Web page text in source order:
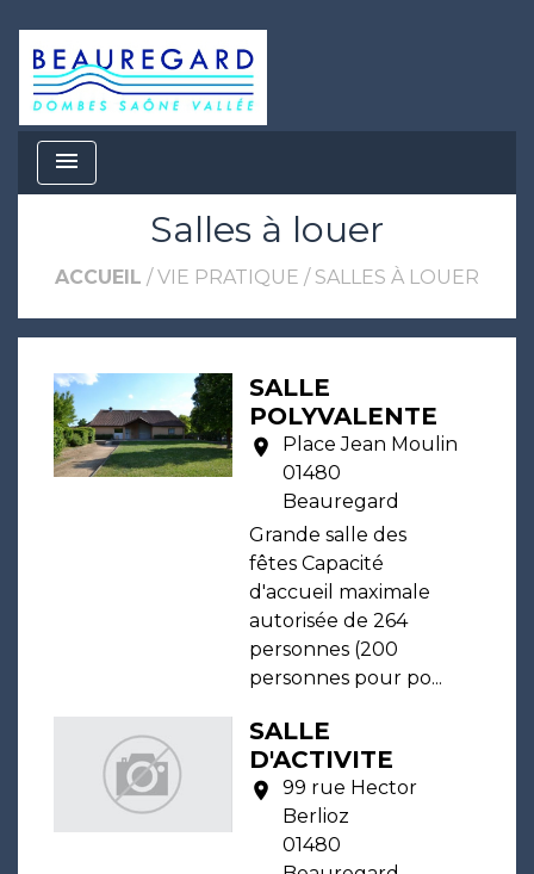
menu
Salles à louer
ACCUEIL /VIE PRATIQUE / SALLES À LOUER
SALLE
POLYVALENTE
location_on
Place Jean Moulin
01480
Beauregard
Grande salle des
fêtes Capacité
d'accueil maximale
autorisée de 264
personnes (200
personnes pour po...
SALLE
D'ACTIVITE
location_on
99 rue Hector
Berlioz
01480